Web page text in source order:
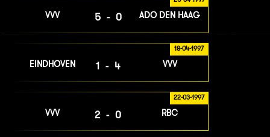
VVV 5-0 ADO DEN HAAG
18-04-1997
EINDHOVEN 1-4 VVV
22-03-1997
VVV 2-0 RBC